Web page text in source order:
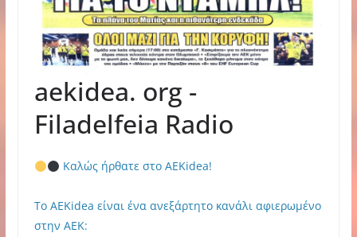
aekidea. org -
Filadelfeia Radio
Καλώς ήρθατε στο AEKidea!
Το AEKidea είναι ένα ανεξάρτητο κανάλι αφιερωμένο
στην ΑΕΚ: